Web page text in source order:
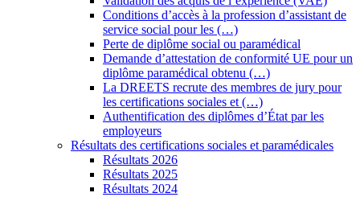
Conditions d’accès à la profession d’assistant de
service social pour les (…)
Perte de diplôme social ou paramédical
Demande d’attestation de conformité UE pour un
diplôme paramédical obtenu (…)
La DREETS recrute des membres de jury pour
les certifications sociales et (…)
Authentification des diplômes d’État par les
employeurs
Résultats des certifications sociales et paramédicales
Résultats 2026
Résultats 2025
Résultats 2024